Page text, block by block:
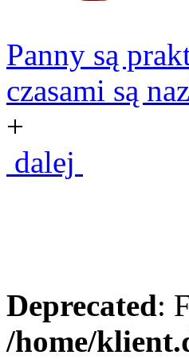
Panny są
czasami są
+
dalej
Deprecated:
/home/